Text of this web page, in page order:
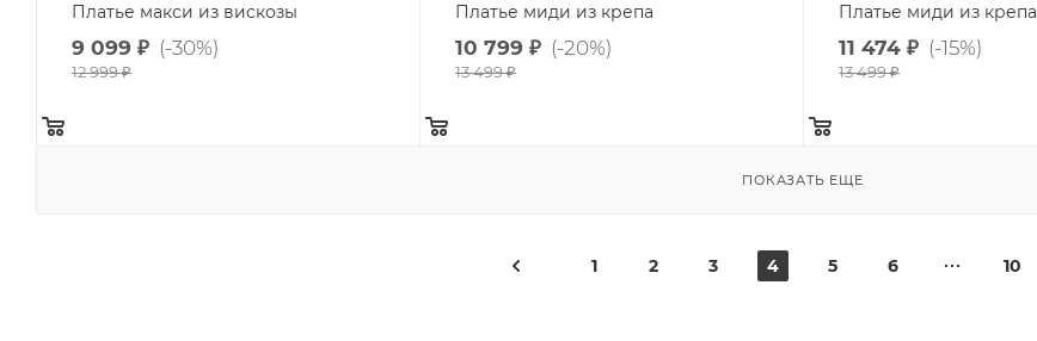
Платье макси из вискозы
9 099 ₽ (-30%)
12 999₽
Платье миди из крепа
10 799 ₽ (-20%)
13 499₽
Платье миди из крепа
11 474 ₽ (-15%)
13 499₽
ПОКАЗАТЬ ЕЩЕ
1 2 3 4 5 6 10